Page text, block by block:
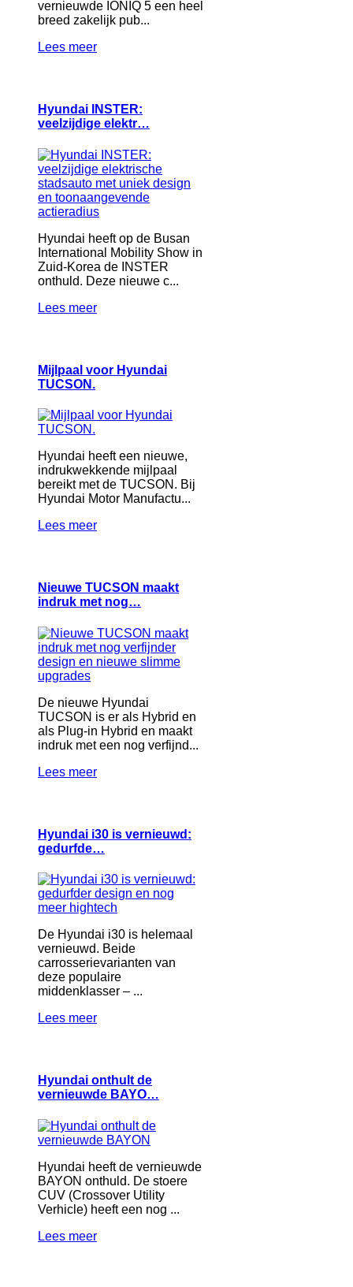
vernieuwde IONIQ 5 een heel
breed zakelijk pub...
Lees meer
Hyundai INSTER:
veelzijdige elektr…
Hyundai heeft op de Busan
International Mobility Show in
Zuid-Korea de INSTER
onthuld. Deze nieuwe c...
Lees meer
Mijlpaal voor Hyundai
TUCSON.
Hyundai heeft een nieuwe,
indrukwekkende mijlpaal
bereikt met de TUCSON. Bij
Hyundai Motor Manufactu...
Lees meer
Nieuwe TUCSON maakt
indruk met nog…
De nieuwe Hyundai
TUCSON is er als Hybrid en
als Plug-in Hybrid en maakt
indruk met een nog verfijnd...
Lees meer
Hyundai i30 is vernieuwd:
gedurfde…
De Hyundai i30 is helemaal
vernieuwd. Beide
carrosserievarianten van
deze populaire
middenklasser – ...
Lees meer
Hyundai onthult de
vernieuwde BAYO…
Hyundai heeft de vernieuwde
BAYON onthuld. De stoere
CUV (Crossover Utility
Verhicle) heeft een nog ...
Lees meer